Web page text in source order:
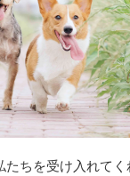
たちを受け入れてく